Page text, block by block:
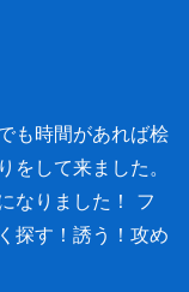
も時間があれば桧
をして来ました。
なりました！ フ
探す！誘う！攻め